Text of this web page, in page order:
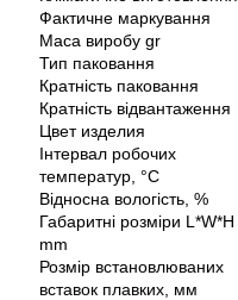
Фактичне маркування
Маса виробу gr
Тип паковання
Кратність паковання
Кратність відвантаження
Цвет изделия
Інтервал робочих
температур, °C
Відносна вологість, %
Габаритні розміри L*W*H
mm
Розмір встановлюваних
вставок плавких, мм